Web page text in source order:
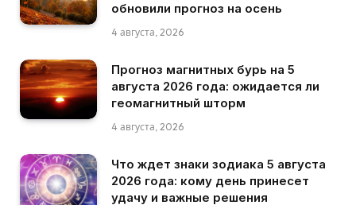
обновили прогноз на осень
4 августа, 2026
Прогноз магнитных бурь на 5
августа 2026 года: ожидается ли
геомагнитный шторм
4 августа, 2026
Что ждет знаки зодиака 5 августа
2026 года: кому день принесет
удачу и важные решения